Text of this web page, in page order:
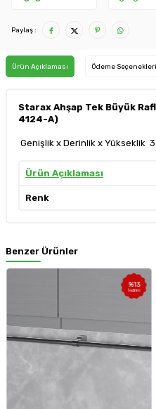
Paylaş :
Ürün Açıklaması Ödeme Seçenekleri
Starax Ahşap Tek Büyük
4124-A)
Genişlik x Derinlik x Yükseklik
Ürün Açıklaması
Renk
Benzer Ürünler
%13
İndirim